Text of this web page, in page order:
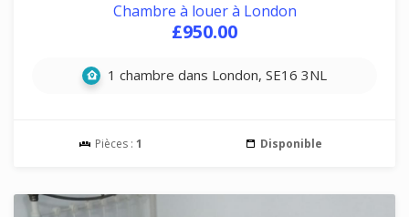
Chambre à louer à London
£950.00
1 chambre dans London, SE16 3NL
Pièces : 1 Disponible